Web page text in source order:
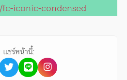
iconic-condensed
แชร์หน้านี้: